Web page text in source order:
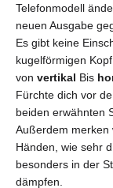
Telefonmodell
neuen Ausgabe
Es gibt keine
kugelförmigen
von vertikal Bis
Fürchte dich vor
beiden erwähnten
Außerdem merken
Händen, wie sehr
besonders in der
dämpfen.